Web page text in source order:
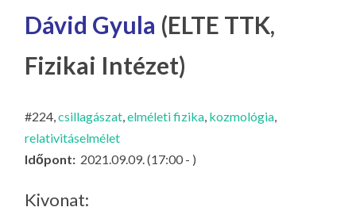
A
CS
O
Dávid Gyula (ELTE TTK,
Fizikai Intézet)
#224,csillagászat,elméleti fizika, kozmológia,
relativitáselmélet
Időpont: 2021.09.09. (17:00 - )
Kivonat: